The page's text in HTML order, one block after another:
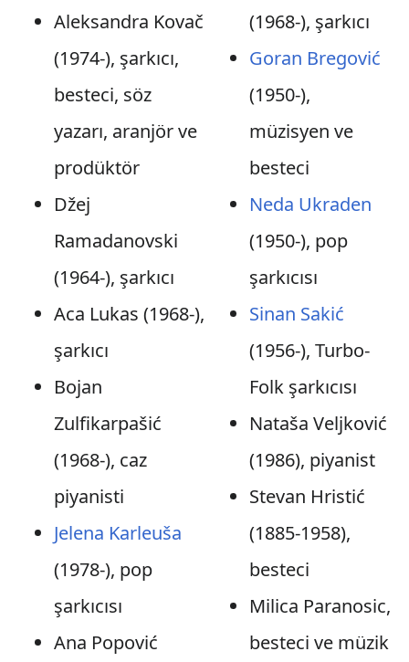
Aleksandra Kovač
(1974-), şarkıcı,
besteci, söz
yazarı, aranjör ve
prodüktör
Džej
Ramadanovski
(1964-), şarkıcı
Aca Lukas (1968-),
şarkıcı
Bojan
Zulfikarpašić
(1968-), caz
piyanisti
Jelena Karleuša
(1978-), pop
şarkıcısı
Ana Popović
(1968-), şarkıcı
Goran Bregović
(1950-),
müzisyen ve
besteci
Neda Ukraden
(1950-), pop
şarkıcısı
Sinan Sakić
(1956-), Turbo-
Folk şarkıcısı
Nataša Veljković
(1986), piyanist
Stevan Hristić
(1885-1958),
besteci
Milica Paranosic,
besteci ve müzik